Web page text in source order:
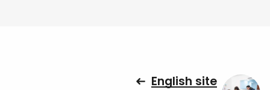
English site